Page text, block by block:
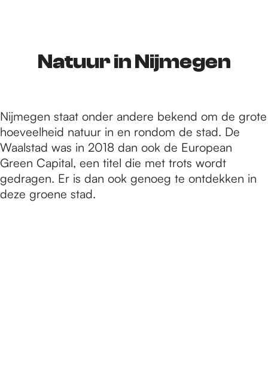
d
e
h
o
Natuur in Nijmegen
Nijmegen staat onder andere bekend om de grote
hoeveelheid natuur in en rondom de stad. De
Waalstad was in 2018 dan ook de European
Green Capital, een titel die met trots wordt
gedragen. Er is dan ook genoeg te ontdekken in
deze groene stad.